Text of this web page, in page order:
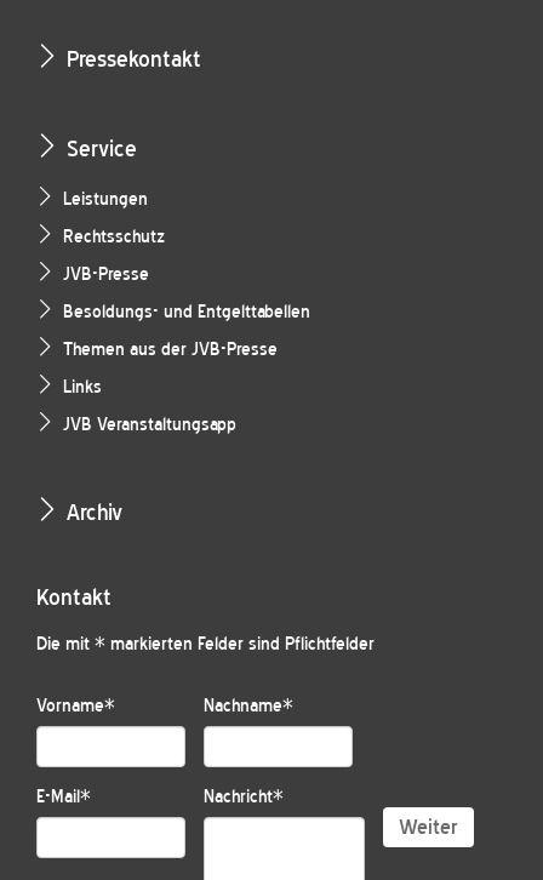
Pressekontakt
Service
Leistungen
Rechtsschutz
JVB-Presse
Besoldungs- und Entgelttabellen
Themen aus der JVB-Presse
Links
JVB Veranstaltungsapp
Archiv
Kontakt
Die mit * markierten Felder sind Pflichtfelder
Vorname* Nachname*
E-Mail* Nachricht*
Weiter